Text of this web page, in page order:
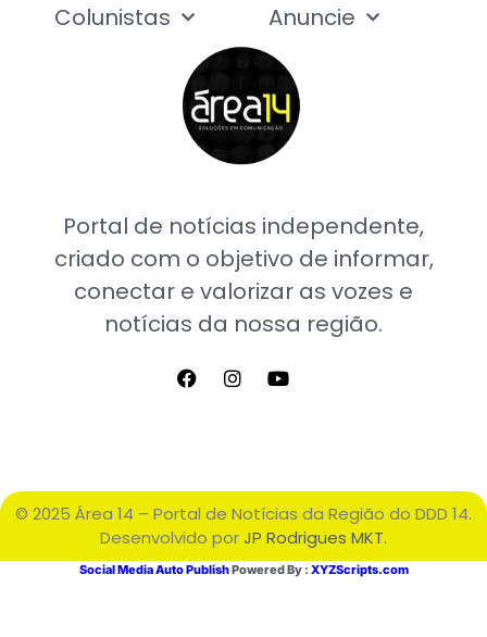
Portal de notícias independente,
criado com o objetivo de informar,
conectar e valorizar as vozes e
notícias da nossa região.
Colunistas
Anuncie
© 2025 Área 14 – Portal de Notícias da Região do DDD 14.
Desenvolvido porJP Rodrigues MKT.
Social Media Auto PublishPowered By : XYZScripts.com